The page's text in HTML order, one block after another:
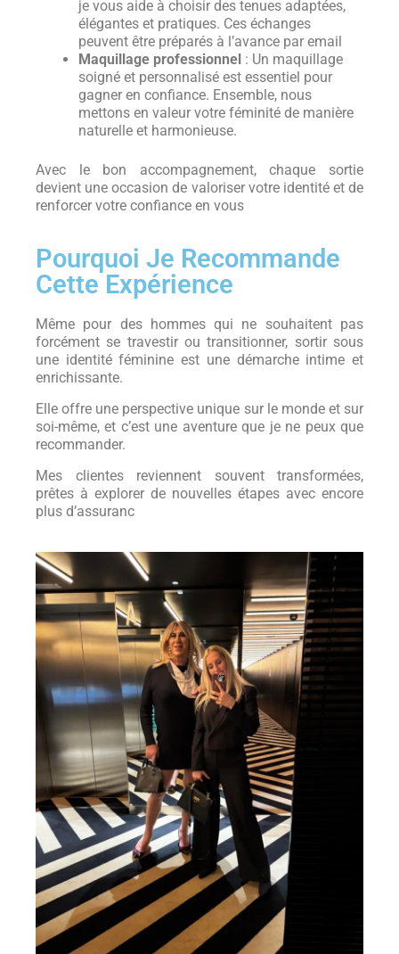
je vous aide à choisir des tenues adaptées,
élégantes et pratiques. Ces échanges
peuvent être préparés à l’avance par email
Maquillage professionnel : Un maquillage
soigné et personnalisé est essentiel pour
gagner en confiance. Ensemble, nous
mettons en valeur votre féminité de manière
naturelle et harmonieuse.
Avec le bon accompagnement, chaque sortie
devient une occasion de valoriser votre identité et de
renforcer votre confiance en vous
Pourquoi Je Recommande
Cette Expérience
Même pour des hommes qui ne souhaitent pas
forcément se travestir ou transitionner, sortir sous
une identité féminine est une démarche intime et
enrichissante.
Elle offre une perspective unique sur le monde et sur
soi-même, et c’est une aventure que je ne peux que
recommander.
Mes clientes reviennent souvent transformées,
prêtes à explorer de nouvelles étapes avec encore
plus d’assuranc